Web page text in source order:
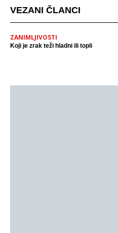
VEZANI ČLANCI
ZANIMLJIVOSTI
Koji je zrak teži hladni ili topli